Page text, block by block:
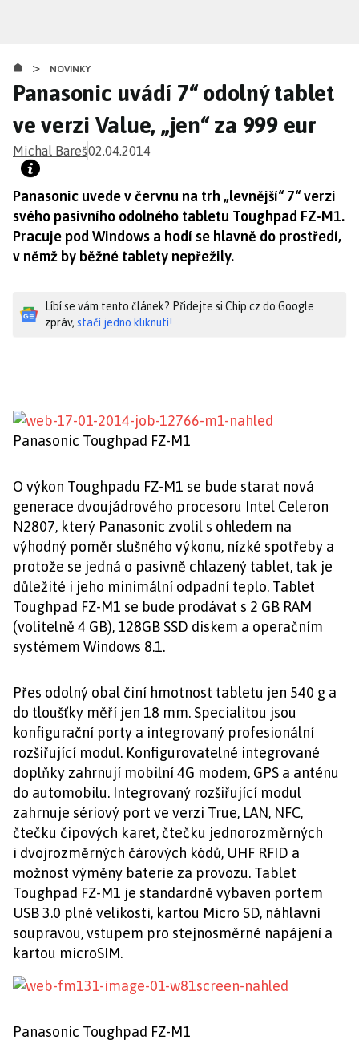
obsahu
> NOVINKY
Panasonic uvádí 7“ odolný tablet
ve verzi Value, „jen“ za 999 eur
Michal Bareš02.04.2014
Panasonic uvede v červnu na trh „levnější“ 7“ verzi
svého pasivního odolného tabletu Toughpad FZ-M1.
Pracuje pod Windows a hodí se hlavně do prostředí,
v němž by běžné tablety nepřežily.
Líbí se vám tento článek? Přidejte si Chip.cz do Google
zpráv, stačí jedno kliknutí!
Panasonic Toughpad FZ-M1
O výkon Toughpadu FZ-M1 se bude starat nová
generace dvoujádrového procesoru Intel Celeron
N2807, který Panasonic zvolil s ohledem na
výhodný poměr slušného výkonu, nízké spotřeby a
protože se jedná o pasivně chlazený tablet, tak je
důležité i jeho minimální odpadní teplo. Tablet
Toughpad FZ-M1 se bude prodávat s 2 GB RAM
(volitelně 4 GB), 128GB SSD diskem a operačním
systémem Windows 8.1.
Přes odolný obal činí hmotnost tabletu jen 540 g a
do tloušťky měří jen 18 mm. Specialitou jsou
konfigurační porty a integrovaný profesionální
rozšiřující modul. Konfigurovatelné integrované
doplňky zahrnují mobilní 4G modem, GPS a anténu
do automobilu. Integrovaný rozšiřující modul
zahrnuje sériový port ve verzi True, LAN, NFC,
čtečku čipových karet, čtečku jednorozměrných
i dvojrozměrných čárových kódů, UHF RFID a
možnost výměny baterie za provozu. Tablet
Toughpad FZ-M1 je standardně vybaven portem
USB 3.0 plné velikosti, kartou Micro SD, náhlavní
soupravou, vstupem pro stejnosměrné napájení a
kartou microSIM.
Panasonic Toughpad FZ-M1